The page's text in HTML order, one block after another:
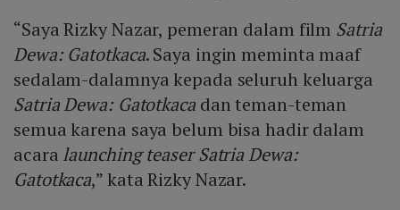
“Saya Rizky Nazar, pemeran dalam film Satria
Dewa: Gatotkaca. Saya ingin meminta maaf
sedalam-dalamnya kepada seluruh keluarga
Satria Dewa: Gatotkacadan teman-teman
semua karena saya belum bisa hadir dalam
acara launching teaser Satria Dewa:
Gatotkaca,” kata Rizky Nazar.